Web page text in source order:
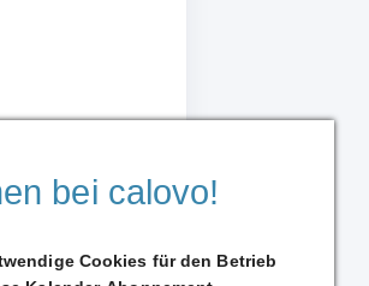
bei calovo!
Cookies für den Betrieb